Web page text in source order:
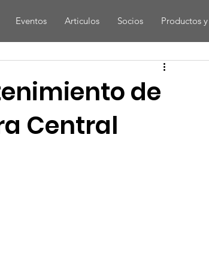
Eventos Articulos Socios Productos
de
Central